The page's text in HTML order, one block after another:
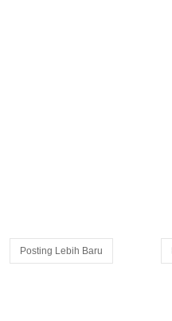
Posting Lebih Baru